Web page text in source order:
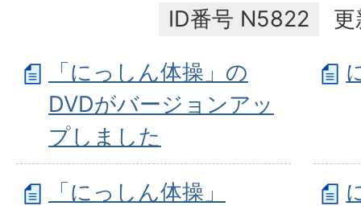
ID番号 N5822
「にっしん体操」の
DVDがバージョンアッ
プしました
「にっしん体操」